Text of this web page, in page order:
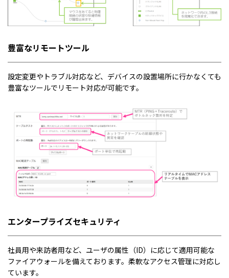
豊富なリモートツール
設定変更やトラブル対応など、デバイスの設置場所に行かなくても
豊富なツールでリモート対応が可能です。
エンタープライズセキュリティ
社員用や来訪者用など、ユーザの属性（ID）に応じて適用可能な
ファイアウォールを備えております。柔軟なアクセス管理に対応し
ています。